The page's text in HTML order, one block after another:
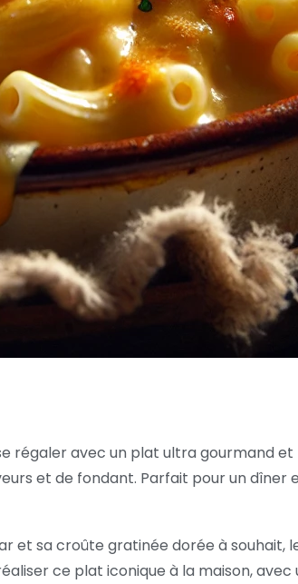
régaler avec un plat ultra gourmand
et de fondant. Parfait pour un
et sa croûte gratinée dorée à souhait,
ce plat iconique à la maison,